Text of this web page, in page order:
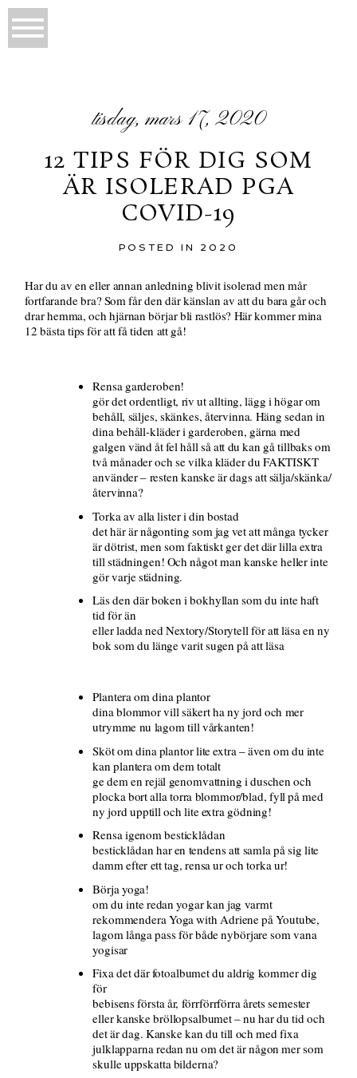
tisdag, mars 17, 2020
12 TIPS FÖR DIG SOM
ÄR ISOLERAD PGA
COVID-19
POSTED IN 2020
Har du av en eller annan anledning blivit isolerad men mår
fortfarande bra? Som får den där känslan av att du bara går och
drar hemma, och hjärnan börjar bli rastlös? Här kommer mina
12 bästa tips för att få tiden att gå!
Rensa garderoben!
gör det ordentligt, riv ut allting, lägg i högar om
behåll, säljes, skänkes, återvinna. Häng sedan in
dina behåll-kläder i garderoben, gärna med
galgen vänd åt fel håll så att du kan gå tillbaks om
två månader och se vilka kläder du FAKTISKT
använder – resten kanske är dags att sälja/skänka/
återvinna?
Torka av alla lister i din bostad
det här är någonting som jag vet att många tycker
är dötrist, men som faktiskt ger det där lilla extra
till städningen! Och något man kanske heller inte
gör varje städning.
Läs den där boken i bokhyllan som du inte haft
tid för än
eller ladda ned Nextory/Storytell för att läsa en ny
bok som du länge varit sugen på att läsa
Plantera om dina plantor
dina blommor vill säkert ha ny jord och mer
utrymme nu lagom till vårkanten!
Sköt om dina plantor lite extra – även om du inte
kan plantera om dem totalt
ge dem en rejäl genomvattning i duschen och
plocka bort alla torra blommor/blad, fyll på med
ny jord upptill och lite extra gödning!
Rensa igenom besticklådan
besticklådan har en tendens att samla på sig lite
damm efter ett tag, rensa ur och torka ur!
Börja yoga!
om du inte redan yogar kan jag varmt
rekommendera Yoga with Adriene på Youtube,
lagom långa pass för både nybörjare som vana
yogisar
Fixa det där fotoalbumet du aldrig kommer dig
för
bebisens första år, förrförrförra årets semester
eller kanske bröllopsalbumet – nu har du tid och
det är dag. Kanske kan du till och med fixa
julklapparna redan nu om det är någon mer som
skulle uppskatta bilderna?